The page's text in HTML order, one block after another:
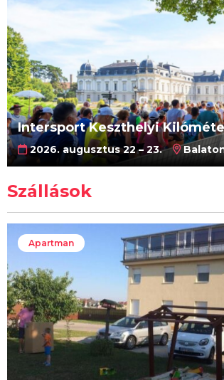
Intersport Keszthelyi
2026. augusztus 22 – 23.
Szállások
Apartman